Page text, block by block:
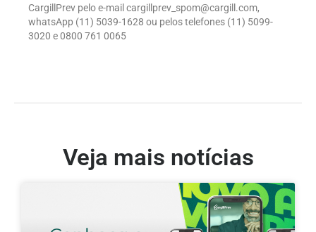
CargillPrev pelo e-mail cargillprev_spom@cargill.com,
whatsApp (11) 5039-1628 ou pelos telefones (11) 5099-
3020 e 0800 761 0065
Veja mais notícias